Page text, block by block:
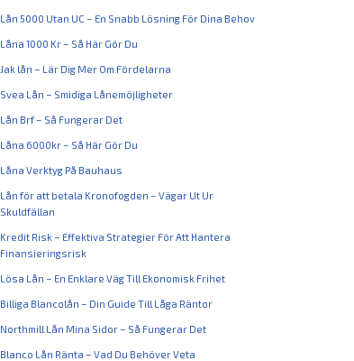
Lån 5000 Utan UC – En Snabb Lösning För Dina Behov
Låna 1000 Kr – Så Här Gör Du
Jak lån – Lär Dig Mer Om Fördelarna
Svea Lån – Smidiga Lånemöjligheter
Lån Brf – Så Fungerar Det
Låna 6000kr – Så Här Gör Du
Låna Verktyg På Bauhaus
Lån för att betala Kronofogden – Vägar Ut Ur
Skuldfällan
Kredit Risk – Effektiva Strategier För Att Hantera
Finansieringsrisk
Lösa Lån – En Enklare Väg Till Ekonomisk Frihet
Billiga Blancolån – Din Guide Till Låga Räntor
Northmill Lån Mina Sidor – Så Fungerar Det
Blanco Lån Ränta – Vad Du Behöver Veta